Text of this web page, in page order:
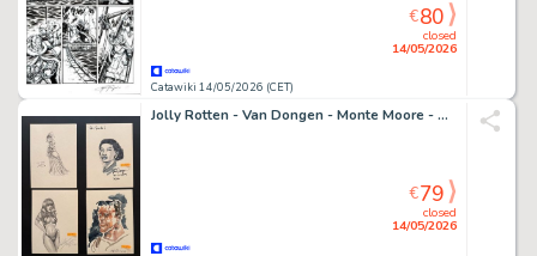
Catawiki 14/05/2026 (CET)
closed
14/05/2026
€80
Jolly Rotten - Van Dongen - Monte Moore - Timo Würz - 4 Original drawing - Illustrationen internationaler Comiczeichner
closed
14/05/2026
€79